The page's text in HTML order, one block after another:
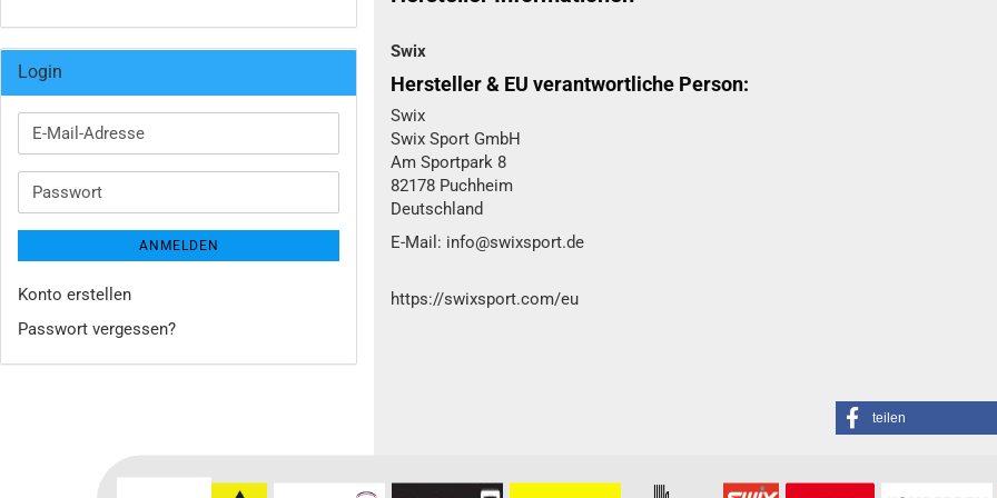
Swix
Hersteller & EU verantwortliche Person:
Swix
Swix Sport GmbH​
Am Sportpark 8
82178 Puchheim
Deutschland
E-Mail: info@swixsport.de
https://swixsport.com/eu
teilen
Login
E-
Mail-
Passwort
ANMELDEN
Konto erstellen
Passwort vergessen?